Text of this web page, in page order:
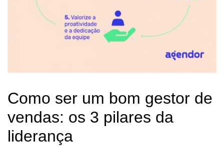
Como ser um bom gestor de
vendas: os 3 pilares da
liderança